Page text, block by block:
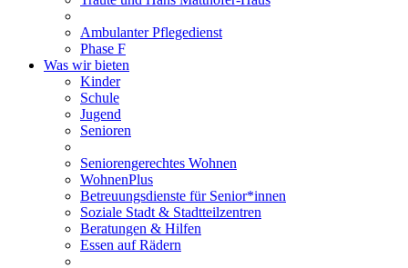
Ambulanter Pflegedienst
Phase F
Was wir bieten
Kinder
Schule
Jugend
Senioren
Seniorengerechtes Wohnen
WohnenPlus
Betreuungsdienste für Senior*innen
Soziale Stadt & Stadtteilzentren
Beratungen & Hilfen
Essen auf Rädern